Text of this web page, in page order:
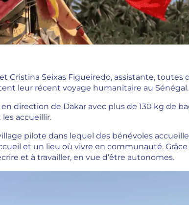
Cristina Seixas Figueiredo, assistante,
leur récent voyage humanitaire au Sénégal.
en direction de Dakar avec plus de 130 kg de
accueillir.
pilote dans lequel des bénévoles
et un lieu où vivre en communauté.
et à travailler, en vue d’être autonomes.